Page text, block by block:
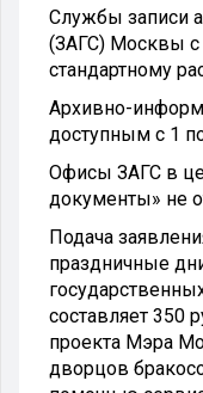
Службы записи
(ЗАГС) Москвы с
стандартному
Архивно-
доступным с 1
Офисы ЗАГС в
документы» не
Подача
праздничные
составляет 350
проекта Мэра
дворцов